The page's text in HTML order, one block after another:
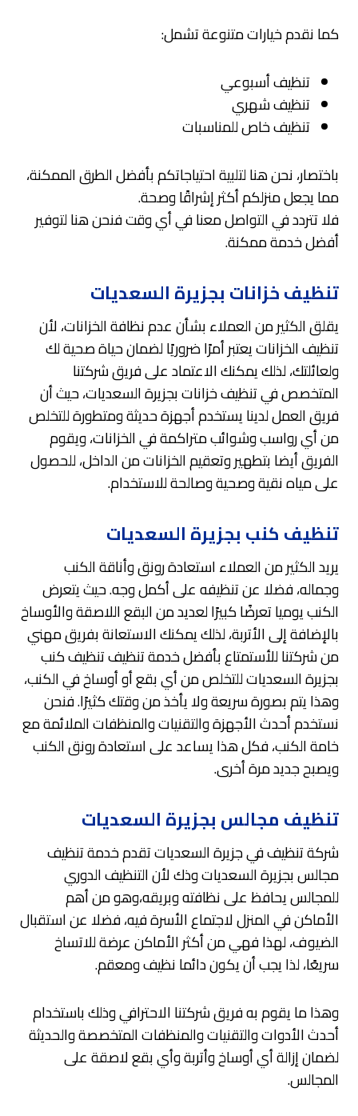
كما نقدم خيارات متنوعة تشمل:
تنظيف أسبوعي
تنظيف شهري
تنظيف خاص للمناسبات
باختصار، نحن هنا لتلبية احتياجاتكم بأفضل الطرق الممكنة،
مما يجعل منزلكم أكثر إشراقًا وصحة.
فلا تتردد في التواصل معنا في أي وقت فنحن هنا لتوفير
أفضل خدمة ممكنة.
تنظيف خزانات بجزيرة السعديات
يقلق الكثير من العملاء بشأن عدم نظافة الخزانات، لأن
تنظيف الخزانات يعتبر أمرًا ضروريًا لضمان حياة صحية لك
ولعائلتك، لذلك يمكنك الاعتماد على فريق شركتنا
المتخصص في تنظيف خزانات بجزيرة السعديات، حيث أن
فريق العمل لدينا يستخدم أجهزة حديثة ومتطورة للتخلص
من أي رواسب وشوائب متراكمة في الخزانات، ويقوم
الفريق أيضا بتطهير وتعقيم الخزانات من الداخل، للحصول
على مياه نقية وصحية وصالحة للاستخدام.
تنظيف كنب بجزيرة السعديات
يريد الكثير من العملاء استعادة رونق وأناقة الكنب
وجماله، فضلا عن تنظيفه على أكمل وجه. حيث يتعرض
الكنب يوميا تعرضًا كبيرًا لعديد من البقع اللاصقة والأوساخ
بالإضافة إلى الأتربة، لذلك يمكنك الاستعانة بفريق مهني
من شركتنا للأستمتاع بأفضل خدمة تنظيف تنظيف كنب
بجزيرة السعديات للتخلص من أي بقع أو أوساخ في الكنب،
وهذا يتم بصورة سريعة ولا يأخذ من وقتك كثيرًا. فنحن
نستخدم أحدث الأجهزة والتقنيات والمنظفات الملائمة مع
خامة الكنب، فكل هذا يساعد على استعادة رونق الكنب
ويصبح جديد مرة أخرى.
تنظيف مجالس بجزيرة السعديات
شركة تنظيف في جزيرة السعديات تقدم خدمة تنظيف
مجالس بجزيرة السعديات وذك لأن التنظيف الدوري
للمجالس يحافظ على نظافته وبريقه،وهو من أهم
الأماكن في المنزل لاجتماع الأسرة فيه، فضلا عن استقبال
الضيوف، لهذا فهي من أكثر الأماكن عرضة للاتساخ
سريعًا، لذا يجب أن يكون دائما نظيف ومعقم.
وهذا ما يقوم به فريق شركتنا الاحترافي وذلك باستخدام
أحدث الأدوات والتقنيات والمنظفات المتخصصة والحديثة
لضمان إزالة أي أوساخ وأتربة وأي بقع لاصقة على
المجالس.